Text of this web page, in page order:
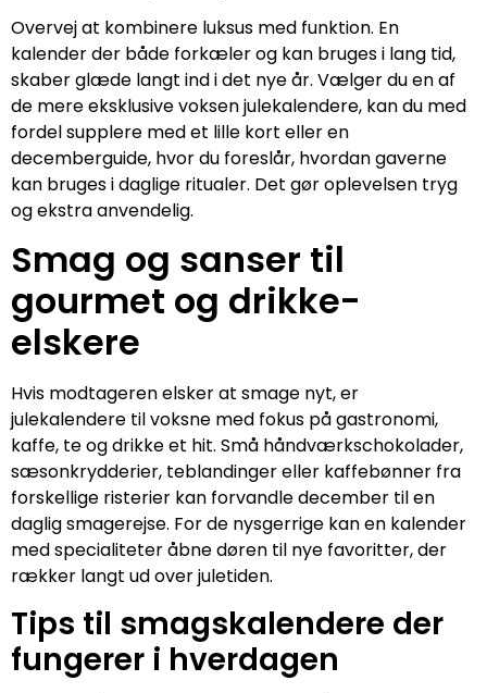
Overvej at kombinere luksus med funktion. En
kalender der både forkæler og kan bruges i lang tid,
skaber glæde langt ind i det nye år. Vælger du en af
de mere eksklusive voksen julekalendere, kan du med
fordel supplere med et lille kort eller en
decemberguide, hvor du foreslår, hvordan gaverne
kan bruges i daglige ritualer. Det gør oplevelsen tryg
og ekstra anvendelig.
Smag og sanser til
gourmet og drikke-
elskere
Hvis modtageren elsker at smage nyt, er
julekalendere til voksne med fokus på gastronomi,
kaffe, te og drikke et hit. Små håndværkschokolader,
sæsonkrydderier, teblandinger eller kaffebønner fra
forskellige risterier kan forvandle december til en
daglig smagerejse. For de nysgerrige kan en kalender
med specialiteter åbne døren til nye favoritter, der
rækker langt ud over juletiden.
Tips til smagskalendere der
fungerer i hverdagen